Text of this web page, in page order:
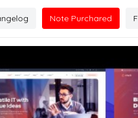
Note Purchared